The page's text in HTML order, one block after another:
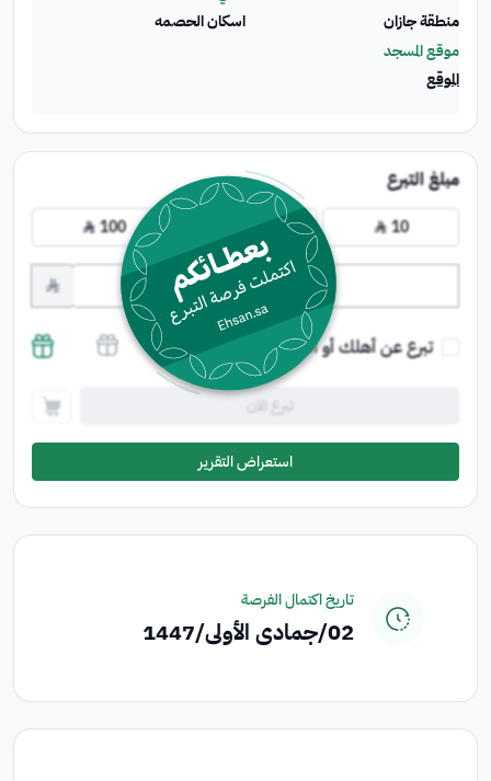
منطقة جازان
اسكان الحصمه
موقع المسجد
الموقع
مبلغ التبرع
10 ﷼ 50 ﷼ 100 ﷼
﷼
تبرع عن أهلك أو أصدقائك وشاركهم الأجر
تبرع الآن
استعراض التقرير
تاريخ اكتمال الفرصة
02‏/جمادى الأولى‏/1447